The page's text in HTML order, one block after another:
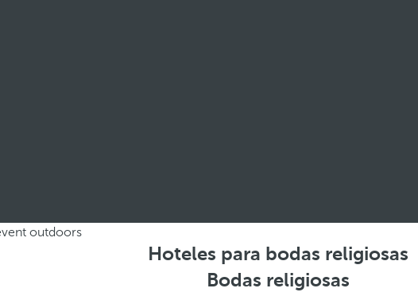
Hoteles para bodas religiosas
Bodas religiosas